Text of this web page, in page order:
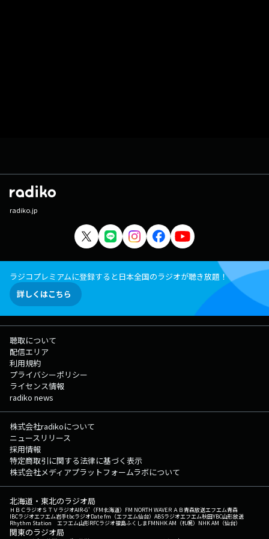
radiko.jp
ラジコプレミアムに登録すると日本全国のラジオが聴き放題！
詳しくはこちら
聴取について
配信エリア
利用規約
プライバシーポリシー
ライセンス情報
radiko news
株式会社radikoについて
ニュースリリース
採用情報
特定商取引に関する法律に基づく表示
株式会社メディアプラットフォームラボについて
北海道・東北のラジオ局
ＨＢＣラジオＳＴＶラジオAIR-G'（FM北海道） FM NORTH WAVEＲＡＢ青森放送エフエム青森
IBCラジオエフエム岩手tbcラジオDate fm（エフエム仙台） ABSラジオエフエム秋田YBC山形放送
Rhythm Station エフエム山形RFCラジオ福島ふくしまFMNHK AM（札幌） NHK AM（仙台）
関東のラジオ局